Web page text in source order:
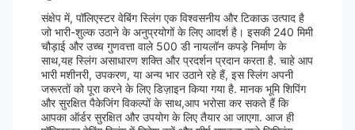
संक्षेप में, पॉलिएस्टर वेबिंग स्लिंग एक विश्वसनीय और टिकाऊ उत्पाद है
जो भारी-शुल्क उठाने के अनुप्रयोगों के लिए आदर्श है। इसकी 240 मिमी
चौड़ाई और उच्च गुणवत्ता वाले 500 डी नायलॉन कपड़े निर्माण के
साथ,यह स्लिंग असाधारण शक्ति और प्रदर्शन प्रदान करता है. चाहे आप
भारी मशीनरी, उपकरण, या अन्य भार उठाने रहे हैं, इस स्लिंग अपनी
जरूरतों को पूरा करने के लिए डिज़ाइन किया गया है. मानक भूमि शिपिंग
और सुरक्षित पैकेजिंग विकल्पों के साथ,आप भरोसा कर सकते हैं कि
आपका ऑर्डर सुरक्षित और उपयोग के लिए तैयार आ जाएगा. आज ही